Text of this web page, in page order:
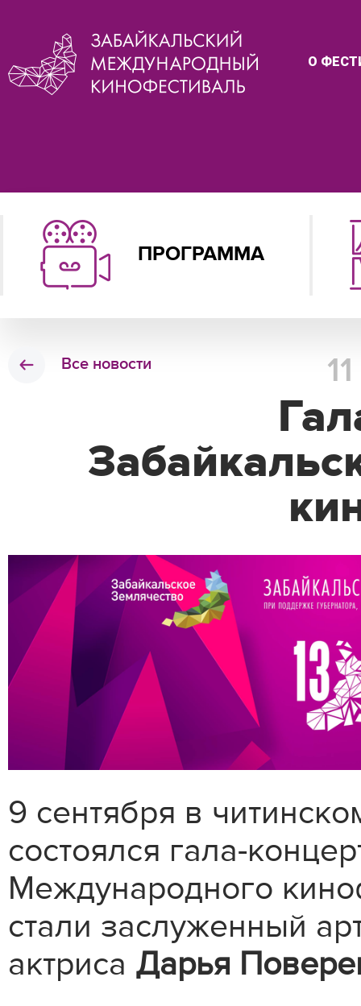
О
ПРОГРАММА
Все новости 11
9 сентября в
состоялся гала-
Международного
стали заслуженный
актриса Дарья